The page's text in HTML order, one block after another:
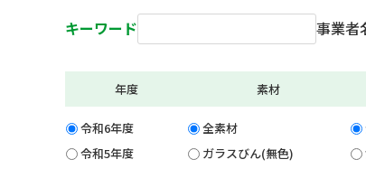
キーワード 事業者
年度
令和6年度
令和5年度
素材
全素材
ガラスびん(無色)